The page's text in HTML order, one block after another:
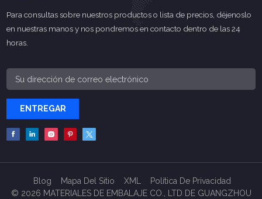
Para consultas sobre nuestros productos o lista de precios, déjenoslo
en nuestras manos y nos pondremos en contacto dentro de las 24
horas.
ENTREGAR
Blog Mapa Del Sitio XML
Política De Privacidad
© 2026 MATERIALES DE EMBALAJE CO., LTD DE GUANGZHOU